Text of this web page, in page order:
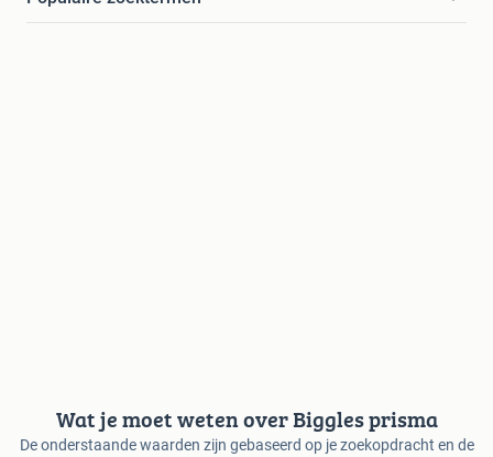
Wat je moet weten over Biggles prisma
De onderstaande waarden zijn gebaseerd op je zoekopdracht en de